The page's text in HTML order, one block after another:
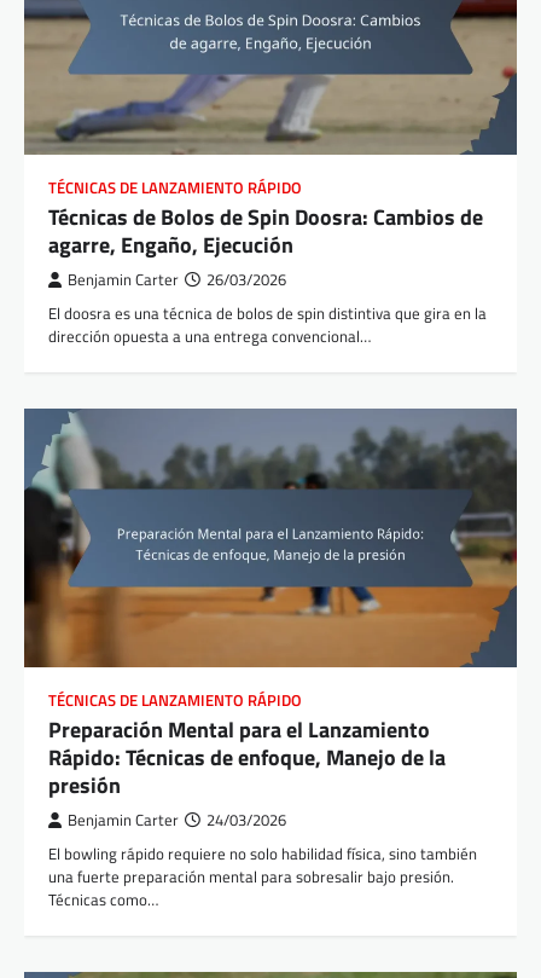
TÉCNICAS DE LANZAMIENTO RÁPIDO
Técnicas de Bolos de Spin Doosra: Cambios de
agarre, Engaño, Ejecución
Benjamin Carter 26/03/2026
El doosra es una técnica de bolos de spin distintiva que gira en la
dirección opuesta a una entrega convencional…
TÉCNICAS DE LANZAMIENTO RÁPIDO
Preparación Mental para el Lanzamiento
Rápido: Técnicas de enfoque, Manejo de la
presión
Benjamin Carter 24/03/2026
El bowling rápido requiere no solo habilidad física, sino también
una fuerte preparación mental para sobresalir bajo presión.
Técnicas como…